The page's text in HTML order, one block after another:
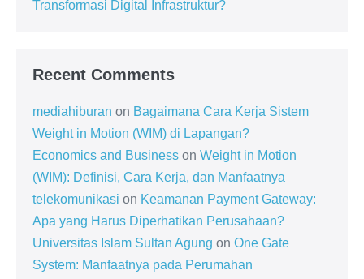
Transformasi Digital Infrastruktur?
Recent Comments
mediahiburan on Bagaimana Cara Kerja Sistem
Weight in Motion (WIM) di Lapangan?
Economics and Business on Weight in Motion
(WIM): Definisi, Cara Kerja, dan Manfaatnya
telekomunikasi on Keamanan Payment Gateway:
Apa yang Harus Diperhatikan Perusahaan?
Universitas Islam Sultan Agung on One Gate
System: Manfaatnya pada Perumahan